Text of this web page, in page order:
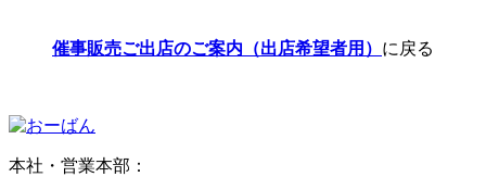
催事販売ご出店のご案内（出店希望者用） に戻る
本社・営業本部：